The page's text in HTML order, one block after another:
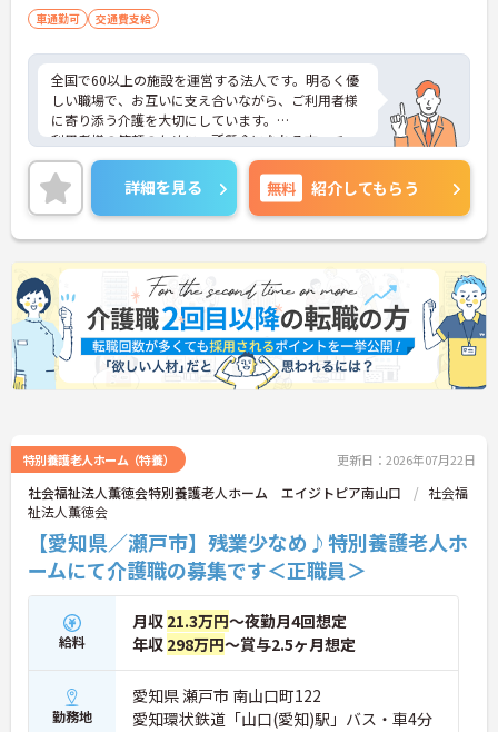
車通勤可 交通費支給
全国で60以上の施設を運営する法人です。明るく優
しい職場で、お互いに支え合いながら、ご利用者様
に寄り添う介護を大切にしています。
利用者様の笑顔のために一所懸命になれる方・チー
ム連携を大切に勤務出来る方を歓迎しています。
ご興味ある方には、面接対策ポイントなど、さらに
詳細をお話しいたしますのでお気軽にご相談くださ
い！
詳細を見る 無料 紹介してもらう
特別養護老人ホーム（特養） 更新日：2026年07月22日
社会福祉法人薫徳会特別養護老人ホーム エイジトピア南山口
社会福
祉法人薫徳会
【愛知県／瀬戸市】残業少なめ♪特別養護老人ホ
ームにて介護職の募集です＜正職員＞
給料
月収 21.3万円～夜勤月4回想定
年収 298万円～賞与2.5ヶ月想定
勤務地
愛知県 瀬戸市 南山口町122
愛知環状鉄道「山口(愛知)駅」バス・車4分